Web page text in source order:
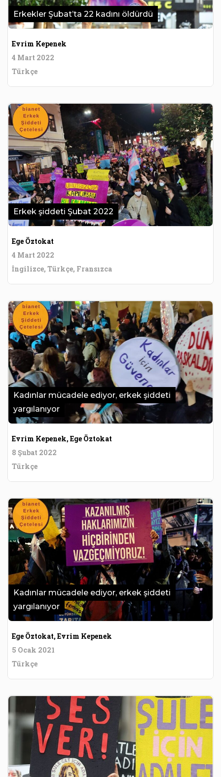
Erkekler Şubat’ta 22 kadını öldürdü
Evrim Kepenek
4 Mart 2022
Türkçe
Erkek şiddeti Şubat 2022
Ege Öztokat
4 Mart 2022
İngilizce, Türkçe, Fransızca
Kadınlar mücadele ediyor, erkek şiddeti
yargılanıyor
Evrim Kepenek, Ege Öztokat
8 Şubat 2022
Türkçe
Kadınlar mücadele ediyor, erkek şiddeti
yargılanıyor
Ege Öztokat, Evrim Kepenek
5 Ocak 2021
Türkçe